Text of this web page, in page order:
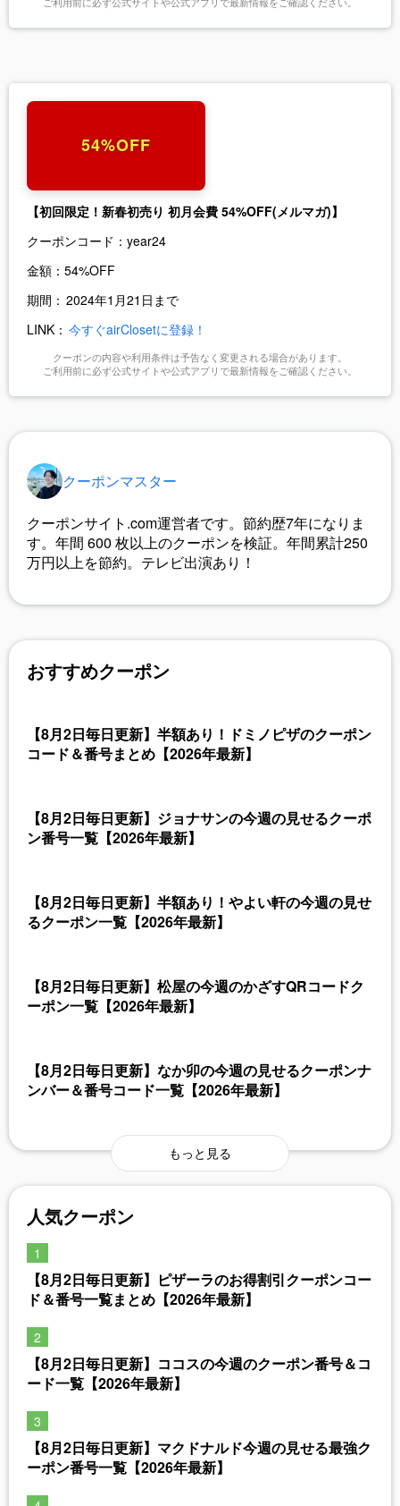
54%OFF
【初回限定！新春初売り 初月会費 54%OFF(メルマガ)】
クーポンコード： year24
金額： 54%OFF
期間： 2024年1月21日まで
LINK： 今すぐairClosetに登録！
クーポンの内容や利用条件は予告なく変更される場合があります。
ご利用前に必ず公式サイトや公式アプリで最新情報をご確認ください。
クーポンマスター
クーポンサイト.com運営者です。節約歴7年になりま
す。年間 600 枚以上のクーポンを検証。年間累計250
万円以上を節約。テレビ出演あり！
おすすめクーポン
【8月2日毎日更新】半額あり！ドミノピザのクーポン
コード＆番号まとめ【2026年最新】
【8月2日毎日更新】ジョナサンの今週の見せるクーポ
ン番号一覧【2026年最新】
【8月2日毎日更新】半額あり！やよい軒の今週の見せ
るクーポン一覧【2026年最新】
【8月2日毎日更新】松屋の今週のかざすQRコードク
ーポン一覧【2026年最新】
【8月2日毎日更新】なか卯の今週の見せるクーポンナ
ンバー＆番号コード一覧【2026年最新】
もっと見る
人気クーポン
【8月2日毎日更新】ピザーラのお得割引クーポンコー
ド＆番号一覧まとめ【2026年最新】
【8月2日毎日更新】ココスの今週のクーポン番号＆コ
ード一覧【2026年最新】
【8月2日毎日更新】マクドナルド今週の見せる最強ク
ーポン番号一覧【2026年最新】